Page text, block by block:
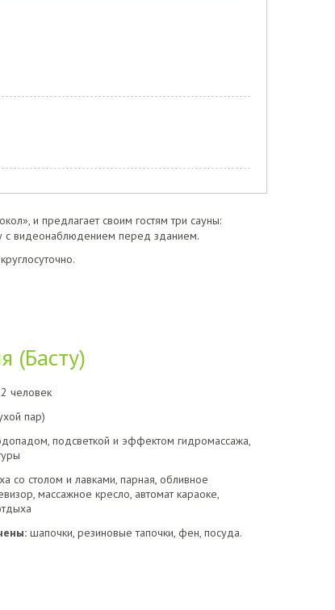
и предлагает своим гостям три сауны:
с видеонаблюдением перед зданием.
(Басту)
человек
пар)
подсветкой и эффектом гидромассажа,
со столом и лавками, парная, обливное
массажное кресло, автомат караоке,
шапочки, резиновые тапочки, фен, посуда.